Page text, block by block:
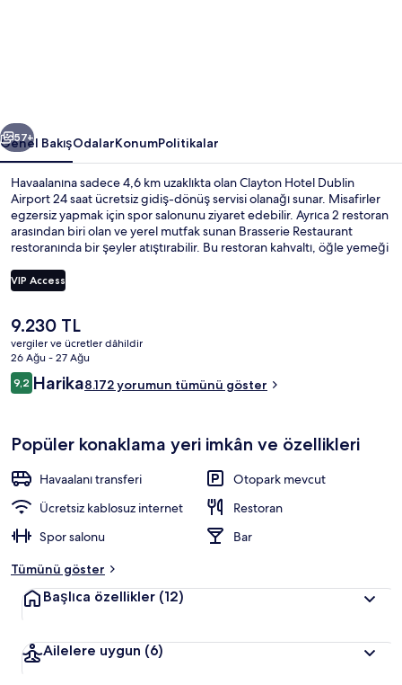
Sonraki
57+
Genel BakışOdalarKonumPolitikalar
Havaalanına sadece 4,6 km uzaklıkta olan Clayton Hotel Dublin
Airport 24 saat ücretsiz gidiş-dönüş servisi olanağı sunar. Misafirler
egzersiz yapmak için spor salonunu ziyaret edebilir. Ayrıca 2 restoran
arasından biri olan ve yerel mutfak sunan Brasserie Restaurant
restoranında bir şeyler atıştırabilir. Bu restoran kahvaltı, öğle yemeği
büfesi/şarküteri ve teras diğer öne çıkan özellikler
arasındadır. Konforlu yataklar ve yardıma hazır personel
VIP Access
Şu
anki
fiyat
9.230 TL
9.230 TL
vergiler ve ücretler dâhildir
26 Ağu - 27 Ağu
Yorumlar
9,29,2/10
Harika8.172 yorumun tümünü göster
Popüler konaklama yeri imkân ve özellikleri
Havaalanı transferi
Otopark mevcut
Ücretsiz kablosuz internet
Restoran
Spor salonu
Bar
Tümünü göster
Başlıca özellikler (12)
Ailelere uygun (6)